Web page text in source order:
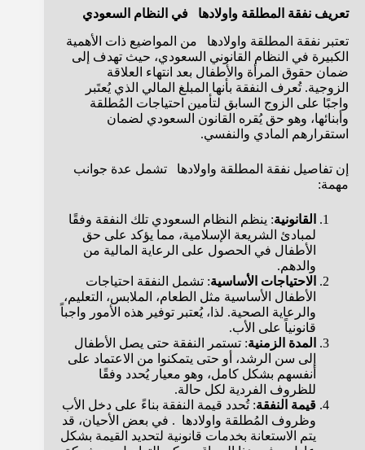
تعريف نفقة المطلقة واولادها في النظام السعودي
تعتبر نفقة المطلقة واولادها من المواضيع ذات الأهمية
الكبيرة في النظام القانوني السعودي، حيث تهدف إلى
ضمان حقوق المرأة والأطفال بعد انتهاء العلاقة
الزوجية. تُعرف النفقة بأنها المبلغ المالي الذي يُعتَبر
واجبًا على الزوج السابق لتأمين احتياجات المُطلقة
وأبنائها، وهو حق يُقره القانون السعودي لضمان
استقرارهم المادي والنفسي.
إن تفاصيل نفقة المطلقة واولادها تشمل عدة جوانب
مهمة:
القانونية: ينظم النظام السعودي تلك النفقة وفقًا
لمبادئ الشريعة الإسلامية، مما يؤكد على حق
الأطفال في الحصول على الرعاية المالية من
والدهم.
الاحتياجات الأساسية: تشمل النفقة احتياجات
الأطفال الأساسية مثل الطعام، الملابس، التعليم،
والرعاية الصحية. لذا، يُعتبر توفير هذه الأمور واجباً
قانونياً على الأب.
المدة الزمنية: تستمر النفقة حتى يصل الأطفال
إلى سن الرشد، أو حتى يتمكنوا من الاعتماد على
أنفسهم بشكل كامل، وهو معيار يُحدد وفقًا
للظروف الفردية لكل حالة.
قيمة النفقة: تُحدد قيمة النفقة بناءً على دخل الأب
وظروف المُطلقة واولادها . في بعض الأحيان، قد
يتم الاستعانة بخدمات قانونية لتحديد القيمة بشكل